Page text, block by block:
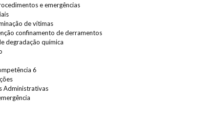
e emergências
de vítimas
confinamento de derramentos
degradação química
6
Administrativas